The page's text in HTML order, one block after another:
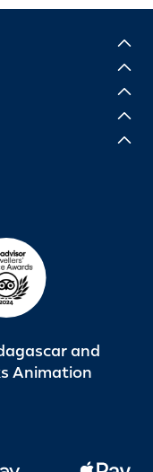
and
Animation